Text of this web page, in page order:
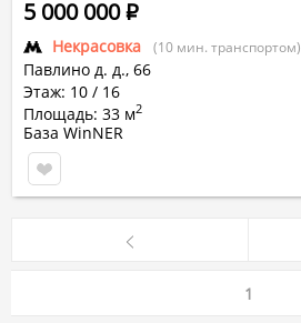
Некрасовка (10 мин. транспортом)
Павлино д. д., 66
Этаж: 10 / 16
Площадь: 33 м2
5 000 000Р
База WinNER
1